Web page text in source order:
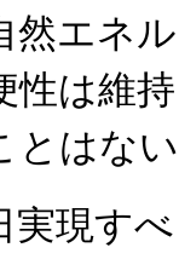
然エネ
性は維
とはな
現す